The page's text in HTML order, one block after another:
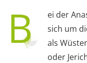
B
ei der
sich um
als
oder